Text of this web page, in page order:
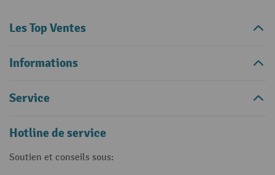
Les Top Ventes
Informations
Service
Hotline de service
Soutien et conseils sous: